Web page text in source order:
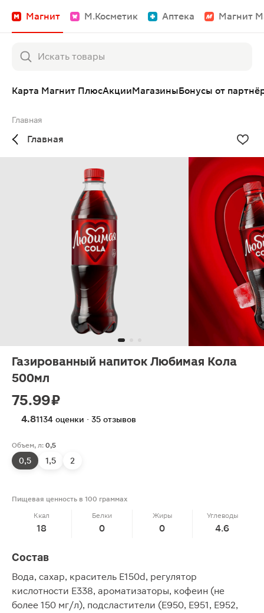
Магнит М.Косметик Аптека Магнит
Карта Магнит ПлюсАкцииМагазиныБонусы от
Главная
Главная
Газированный напиток Любимая Кола
500мл
75.99 ₽
4.81134 оценки · 35 отзывов
Объем, л: 0,5
0,5 1,5 2
Пищевая ценность в 100 граммах
Ккал
18
Белки
0
Жиры
0
Углеводы
4.6
Состав
Вода, сахар, краситель E150d, регулятор
кислотности Е338, ароматизаторы, кофеин (не
более 150 мг/л), подсластители (Е950, Е951, Е952,